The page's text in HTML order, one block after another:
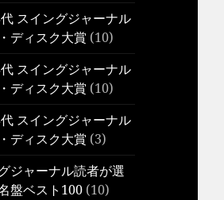
スイングジャーナル
ディスク大賞 (10)
スイングジャーナル
ディスク大賞 (10)
スイングジャーナル
ディスク大賞 (3)
ジャーナル読者が選
盤ベスト100 (10)